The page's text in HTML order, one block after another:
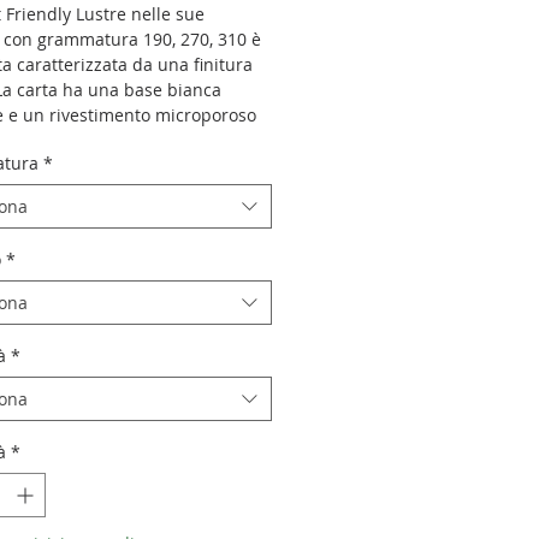
Friendly Lustre nelle sue
grammatura 190, 270, 310 è
caratterizzata da una finitura
carta ha una base bianca
e un rivestimento microporoso
e l'elevato D-MAX di
pluripremiata garantiscono
meravigliose, sia a colori che in
*
*
*
*